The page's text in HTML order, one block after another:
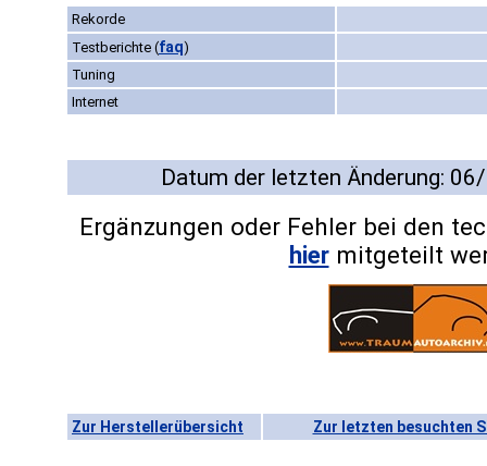
Rekorde
Testberichte (faq)
Tuning
Internet
Datum der letzten Änderung:
Ergänzungen oder Fehler bei den
hiermitgeteilt
Zur Herstellerübersicht Zur letzten besuchten